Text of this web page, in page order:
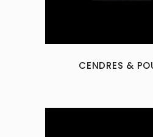
CENDRES &